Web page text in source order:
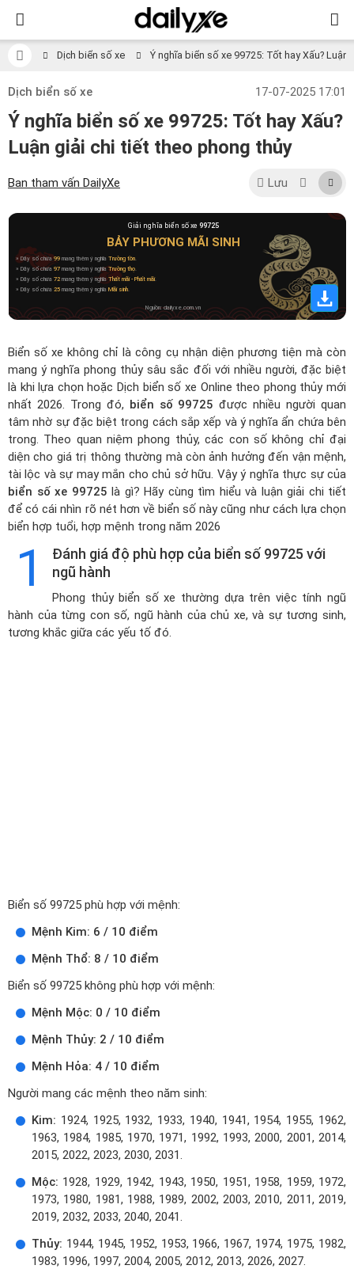
Dịch biển số xe Ý nghĩa biển số xe 99725: Tốt hay Xấu?
Dịch biển số xe 17-07-2025 17:01
Ý nghĩa biển số xe 99725: Tốt hay Xấu?
Luận giải chi tiết theo phong thủy
Ban tham vấn DailyXe Lưu
Giải nghĩa biển số xe 99725
BẢY PHƯƠNG MÃI SINH
» Dãy số chứa99 mang thêm ý nghĩa Trường tồn.
» Dãy số chứa 97 mang thêm ý nghĩaTrường thọ.
» Dãy số chứa 72 mang thêm ý nghĩaThất mãi - Phất mãi.
» Dãy số chứa 25 mang thêm ý nghĩa Mãi sinh.
Nguồn: dailyxe.com.vn
Biển số xe không chỉ là công cụ nhận diện phương tiện mà còn
mang ý nghĩa phong thủy sâu sắc đối với nhiều người, đặc biệt
là khi lựa chọn hoặcDịch biển số xe Online theo phong thủy mới
nhất 2026. Trong đó, biển số 99725 được nhiều người quan
tâm nhờ sự đặc biệt trong cách sắp xếp và ý nghĩa ẩn chứa bên
trong. Theo quan niệm phong thủy, các con số không chỉ đại
diện cho giá trị thông thường mà còn ảnh hưởng đến vận mệnh,
tài lộc và sự may mắn cho chủ sở hữu. Vậy ý nghĩa thực sự của
biển số xe 99725 là gì? Hãy cùng tìm hiểu và luận giải chi tiết
để có cái nhìn rõ nét hơn về biển số này cũng như cách lựa chọn
biển hợp tuổi, hợp mệnh trong năm 2026
1
Đánh giá độ phù hợp của biển số 99725 với
ngũ hành
Phong thủy biển số xe thường dựa trên việc tính ngũ
hành của từng con số, ngũ hành của chủ xe, và sự tương sinh,
tương khắc giữa các yếu tố đó.
Biển số 99725 phù hợp với mệnh:
Mệnh Kim: 6 / 10 điểm
Mệnh Thổ: 8 / 10 điểm
Biển số 99725 không phù hợp với mệnh:
Mệnh Mộc: 0 / 10 điểm
Mệnh Thủy: 2 / 10 điểm
Mệnh Hỏa: 4 / 10 điểm
Người mang các mệnh theo năm sinh:
Kim: 1924, 1925, 1932, 1933, 1940, 1941, 1954, 1955, 1962,
1963, 1984, 1985, 1970, 1971, 1992, 1993, 2000, 2001, 2014,
2015, 2022, 2023, 2030, 2031.
Mộc: 1928, 1929, 1942, 1943, 1950, 1951, 1958, 1959, 1972,
1973, 1980, 1981, 1988, 1989, 2002, 2003, 2010, 2011, 2019,
2019, 2032, 2033, 2040, 2041.
Thủy: 1944, 1945, 1952, 1953, 1966, 1967, 1974, 1975, 1982,
1983, 1996, 1997, 2004, 2005, 2012, 2013, 2026, 2027.